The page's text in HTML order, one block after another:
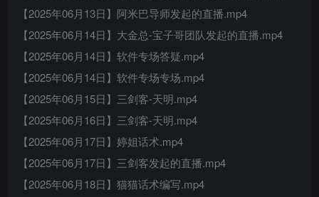
【2025年06月13日】阿米巴导师发起的直播.mp4
【2025年06月14日】大金总-宝子哥团队发起的直播.mp4
【2025年06月14日】软件专场答疑.mp4
【2025年06月14日】软件专场专场.mp4
【2025年06月15日】三剑客-天明.mp4
【2025年06月16日】三剑客-天明.mp4
【2025年06月17日】婷姐话术.mp4
【2025年06月17日】三剑客发起的直播.mp4
【2025年06月18日】猫猫话术编写.mp4